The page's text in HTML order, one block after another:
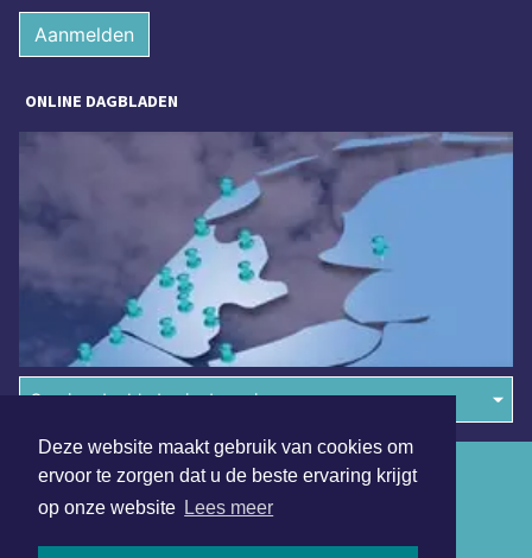
Deze website maakt gebruik van cookies om
ervoor te zorgen dat u de beste ervaring krijgt
op onze website Lees meer
Aanmelden
ONLINE DAGBLADEN
Overige dagbladen in de regio
Algemene voorwaarden
Disclaimer